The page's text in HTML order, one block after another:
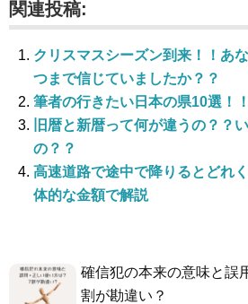
関連投稿:
クリスマスシーズン到来！！あ
つまで信じていましたか？？
筆者の行きたい日本の県10選！
旧暦と新暦って何が違うの？？
の？？
高速道路で途中で降りるとどれ
体的な金額で解説
確信犯の本来の意味と誤
割が勘違い？